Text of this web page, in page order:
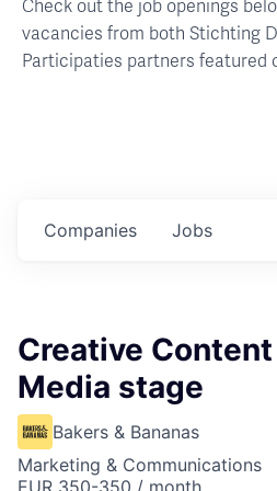
Check out the job openings
vacancies from both Stichting
Participaties partners featured
Jobs
Companies
Creative Content
Media stage
Bakers & Bananas
Marketing & Communications
EUR 350-350 / month